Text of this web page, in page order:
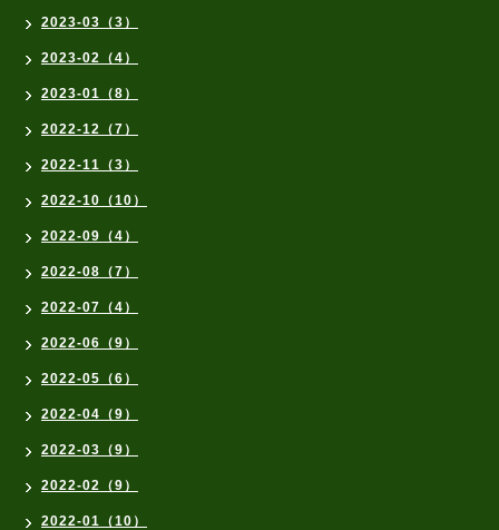
2023-03（3）
2023-02（4）
2023-01（8）
2022-12（7）
2022-11（3）
2022-10（10）
2022-09（4）
2022-08（7）
2022-07（4）
2022-06（9）
2022-05（6）
2022-04（9）
2022-03（9）
2022-02（9）
2022-01（10）